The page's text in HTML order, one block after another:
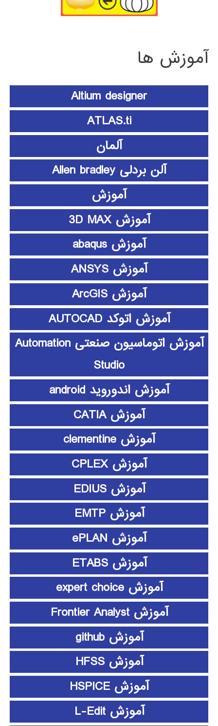
آموزش ها
Altium designer
ATLAS.ti
آلمان
آلن بردلی Allen bradley
آموزش
آموزش 3D MAX
آموزش abaqus
آموزش ANSYS
آموزش ArcGIS
آموزش اتوکد AUTOCAD
آموزش اتوماسیون صنعتی Automation
Studio
آموزش اندوروید android
آموزش CATIA
آموزش clementine
آموزش CPLEX
آموزش EDIUS
آموزش EMTP
آموزش ePLAN
آموزش ETABS
آموزش expert choice
آموزش Frontier Analyst
آموزش github
آموزش HFSS
آموزش HSPICE
آموزش L-Edit